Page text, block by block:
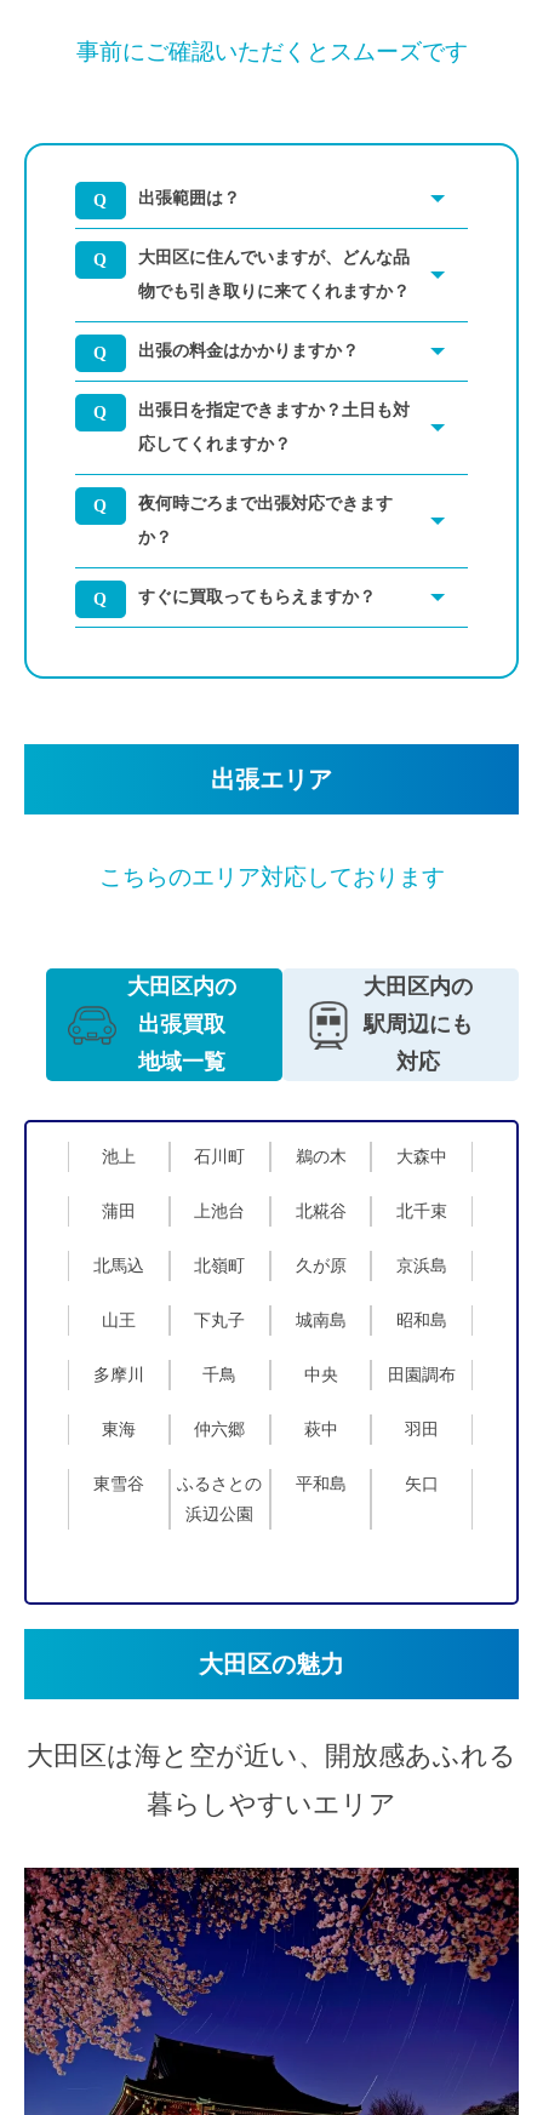
事前にご確認いただくとスムーズです
出張範囲は？
大田区に住んでいますが、どんな品
物でも引き取りに来てくれますか？
出張の料金はかかりますか？
出張日を指定できますか？土日も対
応してくれますか？
夜何時ごろまで出張対応できます
か？
すぐに買取ってもらえますか？
出張エリア
こちらのエリア対応しております
大田区内の
出張買取
地域一覧
大田区内の
駅周辺にも
対応
池上 石川町 鵜の木 大森中
蒲田 上池台 北糀谷 北千束
北馬込 北嶺町 久が原 京浜島
山王 下丸子 城南島 昭和島
多摩川 千鳥 中央 田園調布
東海 仲六郷 萩中 羽田
東雪谷
ふるさとの
浜辺公園
平和島 矢口
大田区の魅力
大田区は海と空が近い、開放感あふれる
暮らしやすいエリア